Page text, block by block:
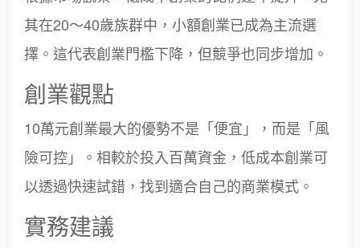
其在20～40歲族群中，小額創業已成為主流選
擇。這代表創業門檻下降，但競爭也同步增加。
創業觀點
10萬元創業最大的優勢不是「便宜」，而是「風
險可控」。相較於投入百萬資金，低成本創業可
以透過快速試錯，找到適合自己的商業模式。
實務建議